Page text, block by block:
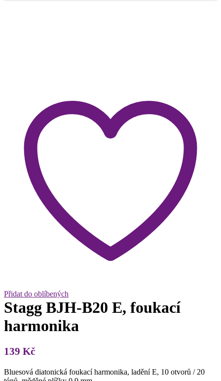
Přidat do oblíbených
Stagg BJH-B20 E, foukací
harmonika
139 Kč
Bluesová diatonická foukací harmonika, ladění E, 10 otvorů / 20